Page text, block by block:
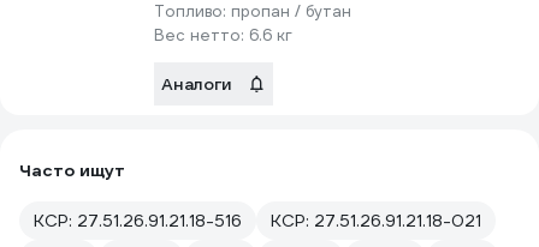
Топливо: пропан / бутан
Вес нетто: 6.6 кг
Аналоги
Часто ищут
КСР: 27.51.26.91.21.18-516
КСР: 27.51.26.91.21.18-021